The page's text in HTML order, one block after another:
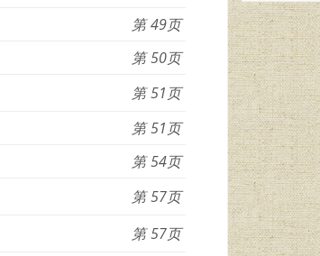
49
50
51
51
54
57
57